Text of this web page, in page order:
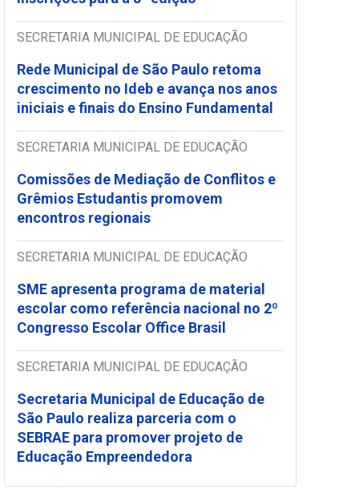
SECRETARIA MUNICIPAL DE EDUCAÇÃO
Rede Municipal de São Paulo retoma
crescimento no Ideb e avança nos anos
iniciais e finais do Ensino Fundamental
SECRETARIA MUNICIPAL DE EDUCAÇÃO
Comissões de Mediação de Conflitos e
Grêmios Estudantis promovem
encontros regionais
SECRETARIA MUNICIPAL DE EDUCAÇÃO
SME apresenta programa de material
escolar como referência nacional no 2º
Congresso Escolar Office Brasil
SECRETARIA MUNICIPAL DE EDUCAÇÃO
Secretaria Municipal de Educação de
São Paulo realiza parceria com o
SEBRAE para promover projeto de
Educação Empreendedora